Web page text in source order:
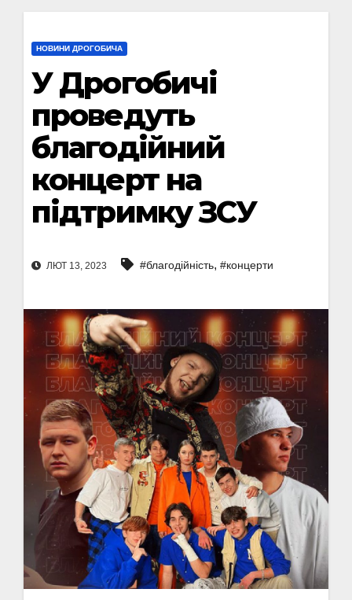
НОВИНИ ДРОГОБИЧА
У Дрогобичі
проведуть
благодійний
концерт на
підтримку ЗСУ
ЛЮТ 13, 2023 #благодійність, #концерти